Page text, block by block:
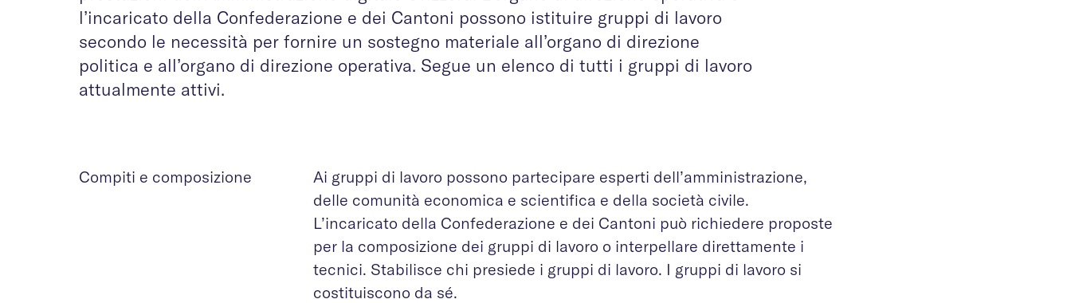
l’incaricato della Confederazione e dei Cantoni possono istituire gruppi di lavoro
secondo le necessità per fornire un sostegno materiale all’organo di direzione
politica e all’organo di direzione operativa. Segue un elenco di tutti i gruppi di lavoro
attualmente attivi.
Compiti e composizione
Ai gruppi di lavoro possono partecipare esperti dell’amministrazione,
delle comunità economica e scientifica e della società civile.
L’incaricato della Confederazione e dei Cantoni può richiedere proposte
per la composizione dei gruppi di lavoro o interpellare direttamente i
tecnici. Stabilisce chi presiede i gruppi di lavoro. I gruppi di lavoro si
costituiscono da sé.